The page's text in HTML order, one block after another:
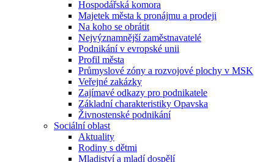
Hospodářská komora
Majetek města k pronájmu a prodeji
Na koho se obrátit
Nejvýznamnější zaměstnavatelé
Podnikání v evropské unii
Profil města
Průmyslové zóny a rozvojové plochy v MSK
Veřejné zakázky
Zajímavé odkazy pro podnikatele
Základní charakteristiky Opavska
Živnostenské podnikání
Sociální oblast
Aktuality
Rodiny s dětmi
Mladiství a mladí dospělí